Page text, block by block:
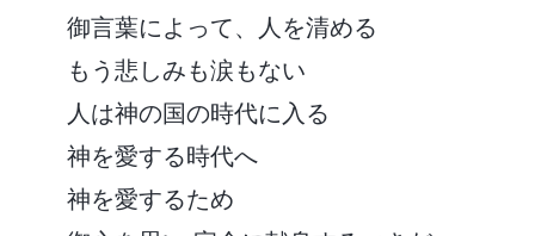
御言葉によって、人を清める
もう悲しみも涙もない
人は神の国の時代に入る
神を愛する時代へ
神を愛するため